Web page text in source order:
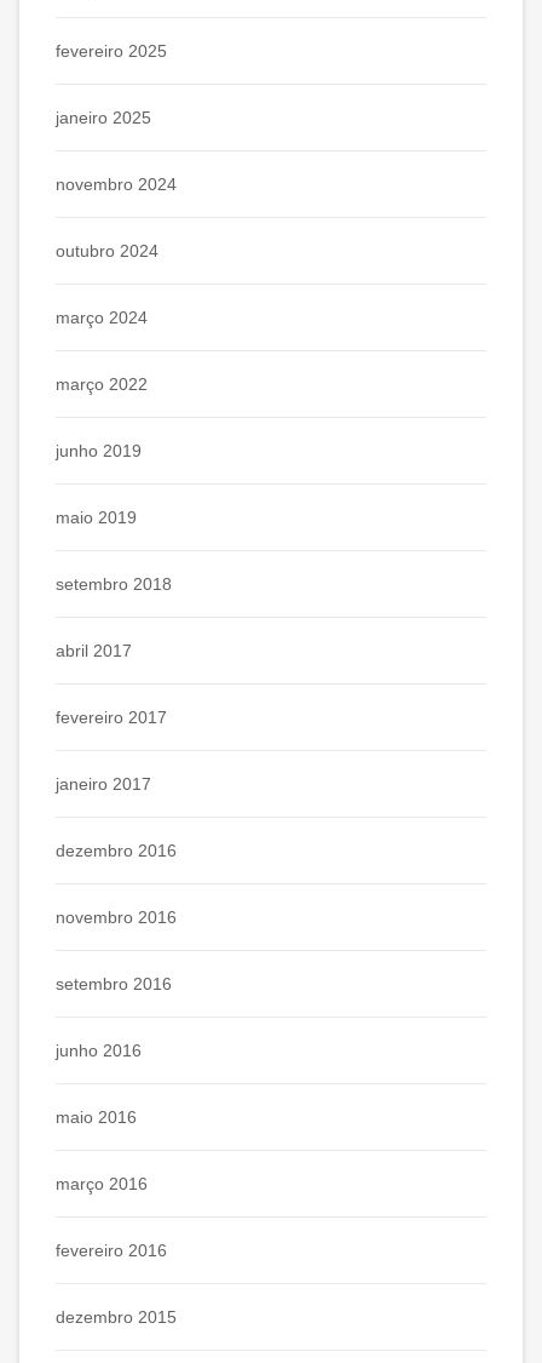
fevereiro 2025
janeiro 2025
novembro 2024
outubro 2024
março 2024
março 2022
junho 2019
maio 2019
setembro 2018
abril 2017
fevereiro 2017
janeiro 2017
dezembro 2016
novembro 2016
setembro 2016
junho 2016
maio 2016
março 2016
fevereiro 2016
dezembro 2015